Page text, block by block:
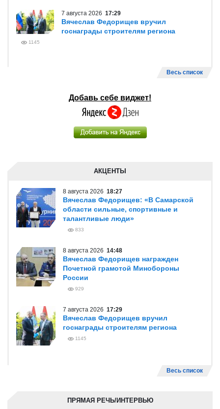
7 августа 2026 17:29
Вячеслав Федорищев вручил
госнаграды строителям региона
1145
Весь список
Добавь себе виджет!
АКЦЕНТЫ
8 августа 2026 18:27
Вячеслав Федорищев: «В Самарской
области сильные, спортивные и
талантливые люди»
833
8 августа 2026 14:48
Вячеслав Федорищев награжден
Почетной грамотой Минобороны
России
929
7 августа 2026 17:29
Вячеслав Федорищев вручил
госнаграды строителям региона
1145
Весь список
ПРЯМАЯ РЕЧЬ/ИНТЕРВЬЮ